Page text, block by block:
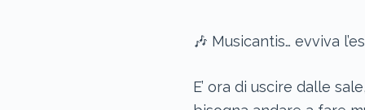
🎶 Musicantis… evviva
E’ ora di uscire dalle